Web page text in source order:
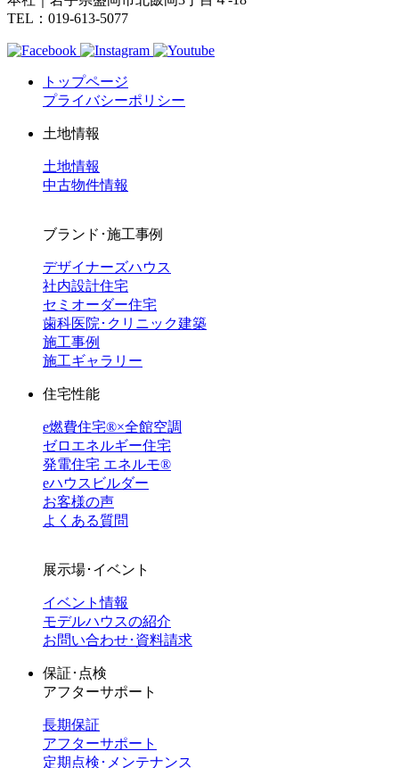
TEL：019-613-5077
トップページ
プライバシーポリシー
土地情報
土地情報
中古物件情報
ブランド･施工事例
デザイナーズハウス
社内設計住宅
セミオーダー住宅
歯科医院･クリニック建築
施工事例
施工ギャラリー
住宅性能
e燃費住宅®︎×全館空調
ゼロエネルギー住宅
発電住宅 エネルモ®
eハウスビルダー
お客様の声
よくある質問
展示場･イベント
イベント情報
モデルハウスの紹介
お問い合わせ･資料請求
保証･点検
アフターサポート
長期保証
アフターサポート
定期点検･メンテナンス